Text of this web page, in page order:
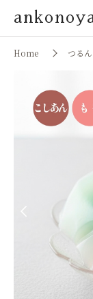
Home つる